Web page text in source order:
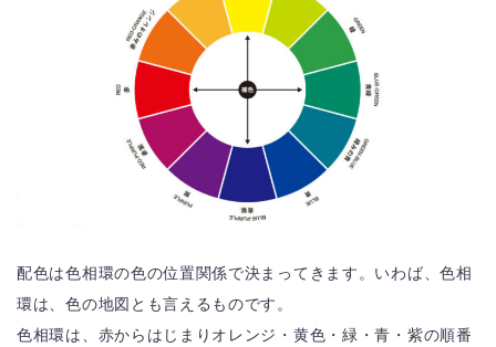
配色は色相環の色の位置関係で決まってきます。いわば、色相
環は、色の地図とも言えるものです。
色相環は、赤からはじまりオレンジ・黄色・緑・青・紫の順番